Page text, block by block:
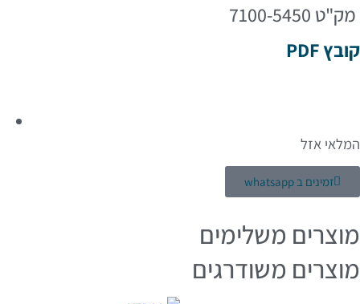
מק"ט 7100-5450
קובץ PDF
המלאי אזל
זמינים ב whatsapp
מוצרים משלימים
מוצרים משודרגים